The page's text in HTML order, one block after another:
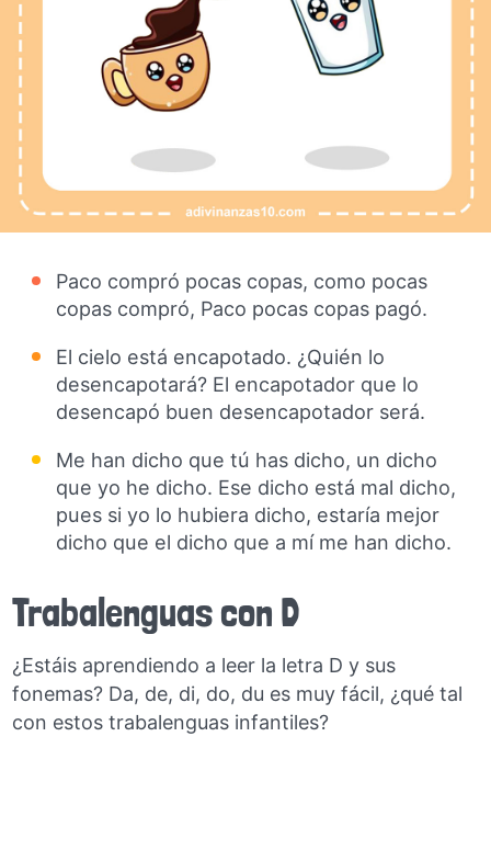
Paco compró pocas copas, como pocas
copas compró, Paco pocas copas pagó.
El cielo está encapotado. ¿Quién lo
desencapotará? El encapotador que lo
desencapó buen desencapotador será.
Me han dicho que tú has dicho, un dicho
que yo he dicho. Ese dicho está mal dicho,
pues si yo lo hubiera dicho, estaría mejor
dicho que el dicho que a mí me han dicho.
Trabalenguas con D
¿Estáis aprendiendo a leer la letra D y sus
fonemas? Da, de, di, do, du es muy fácil, ¿qué tal
con estos trabalenguas infantiles?